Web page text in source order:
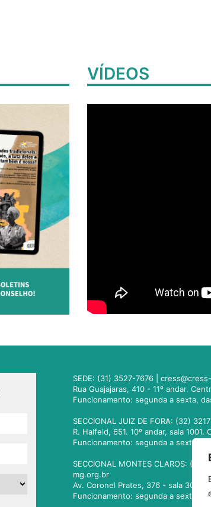
VÍDEOS
SEDE: (31) 3527-7676 |
Rua Guajajaras, 410 - 11º andar.
Funcionamento: segunda a sexta,
SECCIONAL JUIZ DE FORA: (32)
R. Halfeld, 651. 10º andar, sala
Funcionamento: segunda a sexta,
SECCIONAL MONTES CLAROS:
mg.org.br
Av. Coronel Prates, 376 - sala 301.
Funcionamento: segunda a sexta,